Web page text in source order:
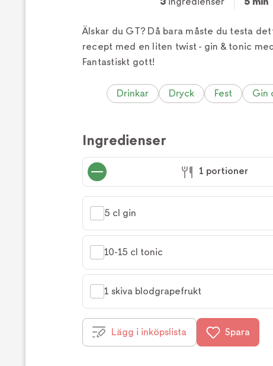
Älskar du GT? Då bara måste du testa
recept med en liten twist - gin & tonic
Fantastiskt gott!
Drinkar Dryck Fest Gin
Ingredienser
1 portioner
5 cl gin
10-15 cl tonic
1 skiva blodgrapefrukt
Lägg i inköpslista Spara